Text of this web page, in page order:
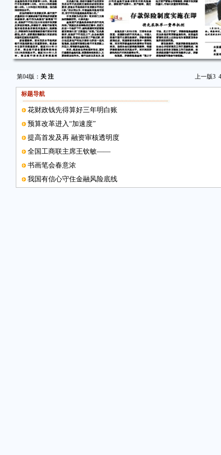
第04版： 关 注 上一版3 4
标题导航
花财政钱先得算好三年明白账
预算改革进入“加速度”
提高首发及再 融资审核透明度
全国工商联主席王钦敏——
书画笔会春意浓
我国有信心守住金融风险底线